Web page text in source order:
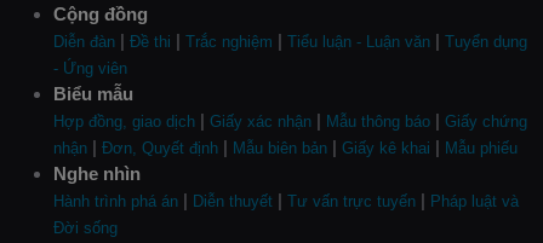
Cộng đồng
Diễn đàn | Đề thi | Trắc nghiệm | Tiểu luận - Luận văn | Tuyển dụng
- Ứng viên
Biểu mẫu
Hợp đồng, giao dịch | Giấy xác nhận | Mẫu thông báo | Giấy chứng
nhận | Đơn, Quyết định | Mẫu biên bản | Giấy kê khai | Mẫu phiếu
Nghe nhìn
Hành trình phá án | Diễn thuyết | Tư vấn trực tuyến | Pháp luật và
Đời sống